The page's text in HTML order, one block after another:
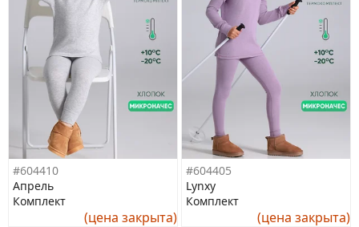
#604410
Апрель
Комплект
(цена закрыта)
#604405
Lynxy
Комплект
(цена закрыта)